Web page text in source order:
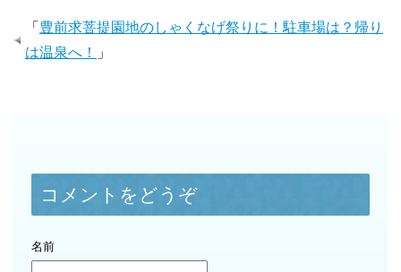
「 豊前求菩提園地のしゃくなげ祭りに！駐車場は？帰り
は温泉へ！
」
コメントをどうぞ
名前